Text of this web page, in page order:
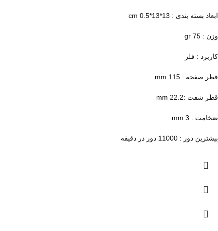
ابعاد بسته بندی : 13*13*0.5 cm
وزن : 75 gr
کاربرد : فلز
قطر صفحه : 115 mm
قطر شفت :22.2 mm
ضخامت : 3 mm
بیشترین دور : 11000 دور در دقیقه